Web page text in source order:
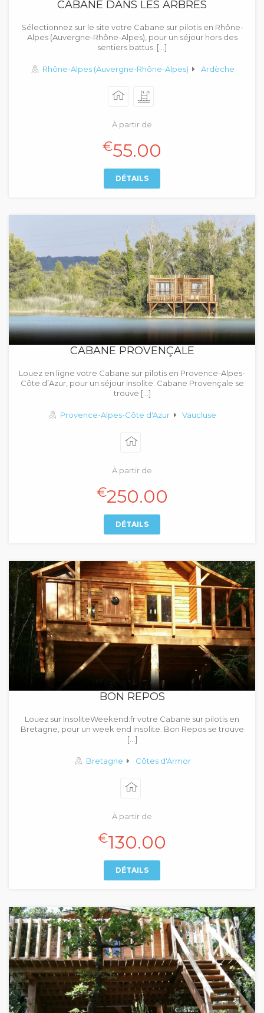
CABANE DANS LES ARBRES
Sélectionnez sur le site votre Cabane sur pilotis en Rhône-
Alpes (Auvergne-Rhône-Alpes), pour un séjour hors des
sentiers battus. […]
Rhône-Alpes (Auvergne-Rhône-Alpes) Ardèche
À partir de
€55.00
DÉTAILS
CABANE PROVENÇALE
Louez en ligne votre Cabane sur pilotis en Provence-Alpes-
Côte d’Azur, pour un séjour insolite. Cabane Provençale se
trouve […]
Provence-Alpes-Côte d'Azur Vaucluse
À partir de
€250.00
DÉTAILS
BON REPOS
Louez sur InsoliteWeekend.fr votre Cabane sur pilotis en
Bretagne, pour un week end insolite. Bon Repos se trouve
[…]
Bretagne Côtes d'Armor
À partir de
€130.00
DÉTAILS